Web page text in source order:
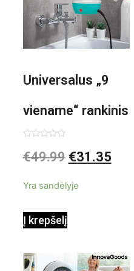
Universalus „9
viename“ rankinis
garintuvas su
0,35 L 3 Bar
1000W
0
iš
€49.99 €31.35
Yra sandėlyje
Į krepšelį